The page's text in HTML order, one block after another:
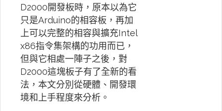
D2000開發板時，原本以為它
只是Arduino的相容板，再加
上可以完整的相容與擴充Intel
x86指令集架構的功用而已，
但與它相處一陣子之後，對
D2000這塊板子有了全新的看
法，本文分別從硬體、開發環
境和上手程度來分析。